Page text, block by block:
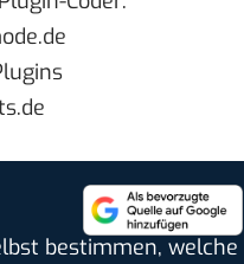
bestimmen,